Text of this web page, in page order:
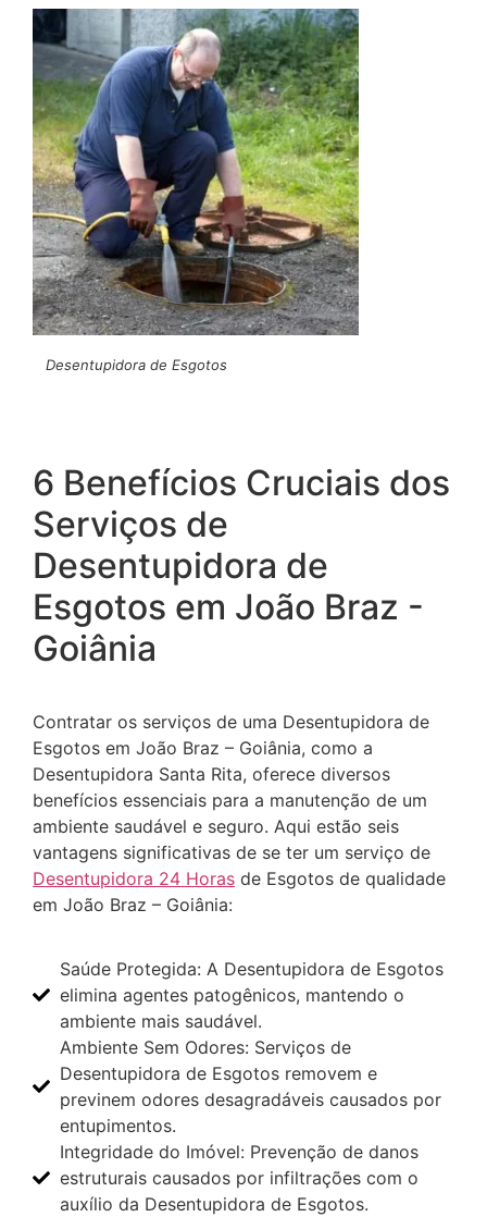
Desentupidora de Esgotos
6 Benefícios Cruciais dos
Serviços de
Desentupidora de
Esgotos em João Braz -
Goiânia
Contratar os serviços de uma Desentupidora de
Esgotos em João Braz – Goiânia, como a
Desentupidora Santa Rita, oferece diversos
benefícios essenciais para a manutenção de um
ambiente saudável e seguro. Aqui estão seis
vantagens significativas de se ter um serviço de
Desentupidora 24 Horas de Esgotos de qualidade
em João Braz – Goiânia:
Saúde Protegida: A Desentupidora de Esgotos
elimina agentes patogênicos, mantendo o
ambiente mais saudável.
Ambiente Sem Odores: Serviços de
Desentupidora de Esgotos removem e
previnem odores desagradáveis causados por
entupimentos.
Integridade do Imóvel: Prevenção de danos
estruturais causados por infiltrações com o
auxílio da Desentupidora de Esgotos.